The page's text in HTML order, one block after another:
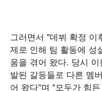
그러면서 "데뷔 확정
제로 인해 팀 활동에 성
움을 겪어 왔다. 당시
발된 갈등들로 다른 멤
어 왔다"며 "모두가 힘